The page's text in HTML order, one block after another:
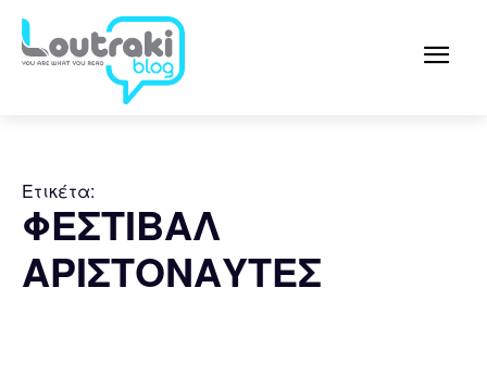
Ετικέτα:
ΦΕΣΤΙΒΑΛ
ΑΡΙΣΤΟΝΑΥΤΕΣ